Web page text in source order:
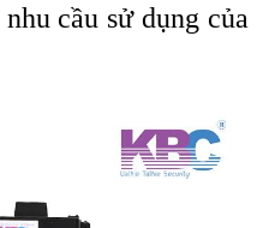
cầu sử dụng của